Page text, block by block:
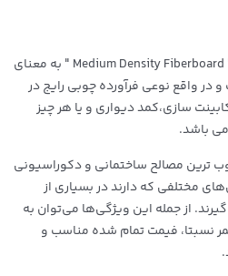
ام دی اف یا MDF مخفف عبارت " Medium Density Fiberboard " به معنای
در واقع نوعی فرآورده چوبی رایج در
سازی،کمد دیواری و یا هر چیز
باشد.
ترین مصالح ساختمانی و دکوراسیونی
مختلفی که دارند در بسیاری از
از جمله این ویژگی‌ها می‌توان به
نسبتا، فیمت تمام شده مناسب و